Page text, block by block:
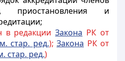
приостановления и
в редакцииЗакона РК от
стар. ред.); Закона РК от
стар. ред.)